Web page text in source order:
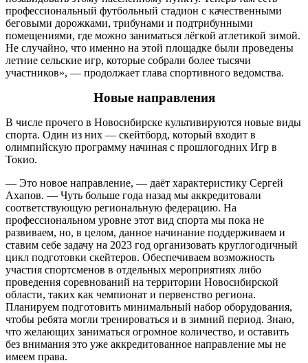
профессиональный футбольный стадион с качественными
беговыми дорожками, трибунами и подтрибунными
помещениями, где можно заниматься лёгкой атлетикой зимой.
Не случайно, что именно на этой площадке были проведены
летние сельские игр, которые собрали более тысячи
участников», ― продолжает глава спортивного ведомства.
Новые направления
В числе прочего в Новосибирске культивируются новые виды
спорта. Один из них ― скейтборд, который входит в
олимпийскую программу начиная с прошлогодних Игр в
Токио.
― Это новое направление, ― даёт характеристику Сергей
Ахапов. ― Чуть больше года назад мы аккредитовали
соответствующую региональную федерацию. На
профессиональном уровне этот вид спорта мы пока не
развиваем, но, в целом, данное начинание поддерживаем и
ставим себе задачу на 2023 год организовать круглогодичный
цикл подготовки скейтеров. Обеспечиваем возможность
участия спортсменов в отдельных мероприятиях либо
проведения соревнований на территории Новосибирской
области, таких как чемпионат и первенство региона.
Планируем подготовить минимальный набор оборудования,
чтобы ребята могли тренироваться и в зимний период. Знаю,
что желающих заниматься огромное количество, и оставить
без внимания это уже аккредитованное направление мы не
имеем права.